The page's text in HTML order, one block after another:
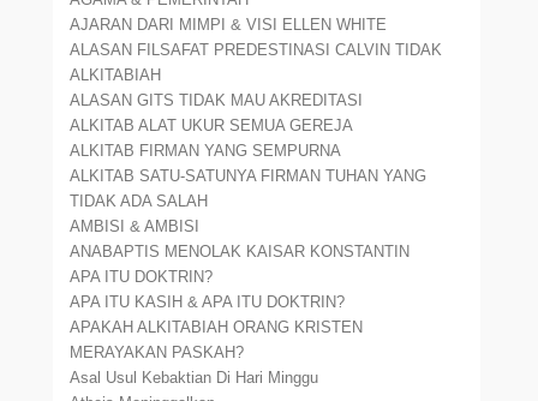
AJARAN DARI MIMPI & VISI ELLEN WHITE
ALASAN FILSAFAT PREDESTINASI CALVIN TIDAK
ALKITABIAH
ALASAN GITS TIDAK MAU AKREDITASI
ALKITAB ALAT UKUR SEMUA GEREJA
ALKITAB FIRMAN YANG SEMPURNA
ALKITAB SATU-SATUNYA FIRMAN TUHAN YANG
TIDAK ADA SALAH
AMBISI & AMBISI
ANABAPTIS MENOLAK KAISAR KONSTANTIN
APA ITU DOKTRIN?
APA ITU KASIH & APA ITU DOKTRIN?
APAKAH ALKITABIAH ORANG KRISTEN
MERAYAKAN PASKAH?
Asal Usul Kebaktian Di Hari Minggu